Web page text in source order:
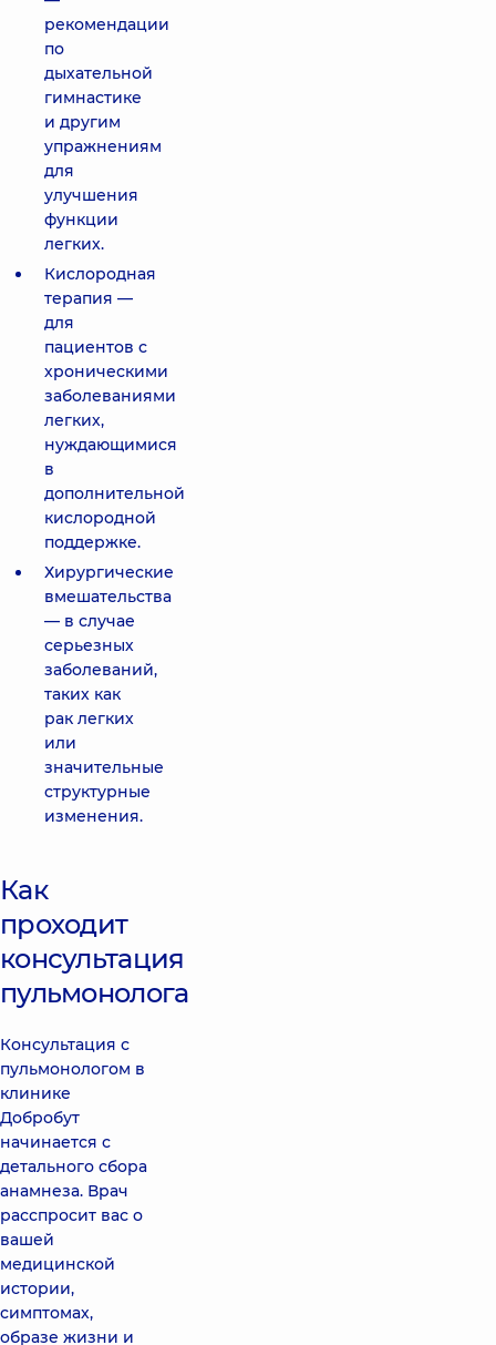
рекомендации
по
дыхательной
гимнастике
и другим
упражнениям
для
улучшения
функции
легких.
Кислородная
терапия —
для
пациентов с
хроническими
заболеваниями
легких,
нуждающимися
в
дополнительной
кислородной
поддержке.
Хирургические
вмешательства
— в случае
серьезных
заболеваний,
таких как
рак легких
или
значительные
структурные
изменения.
Как
проходит
консультация
пульмонолога
Консультация с
пульмонологом в
клинике
Добробут
начинается с
детального сбора
анамнеза. Врач
расспросит вас о
вашей
медицинской
истории,
симптомах,
образе жизни и